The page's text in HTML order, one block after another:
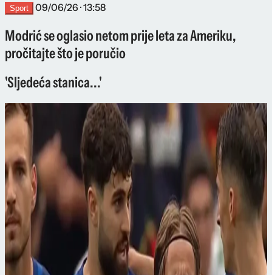
Sport 09/06/26 · 13:58
Modrić se oglasio netom prije leta za Ameriku,
pročitajte što je poručio
'Sljedeća stanica...'